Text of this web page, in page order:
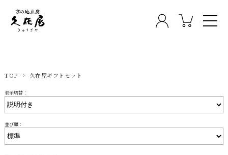
TOP 久在屋ギフトセット
表示切替：
並び順：